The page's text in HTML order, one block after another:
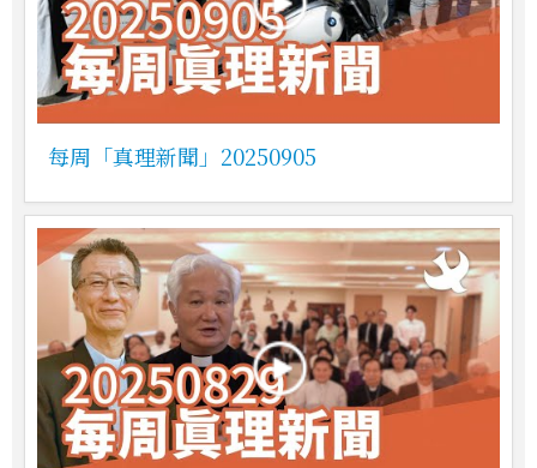
每周「真理新聞」20250905